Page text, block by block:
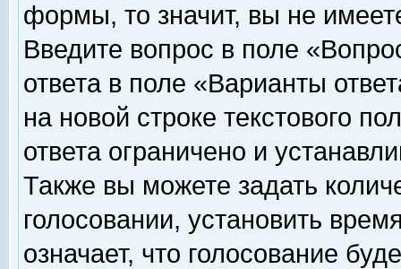
формы, то значит, вы не
Введите вопрос в поле
ответа в поле «Варианты
на новой строке текстового
ответа ограничено и
Также вы можете задать
голосовании, установить
означает, что голосование